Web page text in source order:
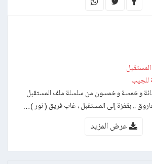
للجيب
مائة وخمسة وخمسون من سلسلة ملف المستقبل
عرض المزيد